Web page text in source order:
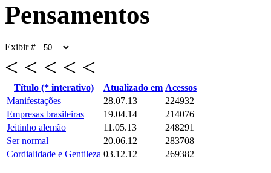
Pensamentos
Exibir #
< < < < <
Título (* interativo) Atualizado em Acessos
Manifestações
28.07.13
224932
Empresas brasileiras
19.04.14
214076
Jeitinho alemão
11.05.13
248291
Ser normal
20.06.12
283708
Cordialidade e Gentileza 03.12.12 269382